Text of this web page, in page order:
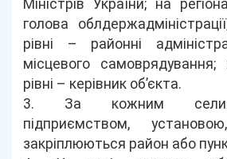
Міністрів України; на
голова
рівні – районні
місцевого самоврядування;
рівні – керівник об’єкта.
3. За кожним
підприємством,
закріплюються район або